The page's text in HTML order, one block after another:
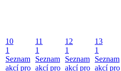
10
1
Seznam
akcí pro
11
1
Seznam
akcí pro
12
1
Seznam
akcí pro
13
1
Seznam
akcí pro